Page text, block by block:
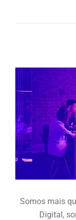
Somos mais
Digital,